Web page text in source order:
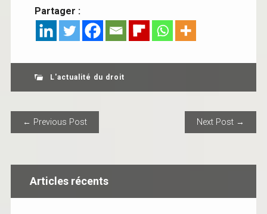
Partager :
L'actualité du droit
POST NAVIGATION
← Previous Post Next Post →
Articles récents